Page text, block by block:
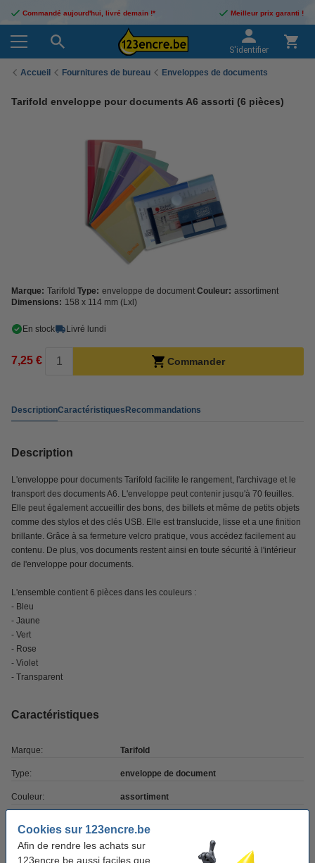
Cookies sur 123encre.be
Afin de rendre les achats sur
123encre.be aussi faciles que
Commandé aujourd'hui, livré demain !* Meilleur prix garanti !
S'identifier
Accueil Fournitures de bureau Enveloppes de documents
Tarifold enveloppe pour documents A6 assorti (6 pièces)
Marque: Tarifold Type: enveloppe de document Couleur: assortiment
Dimensions: 158 x 114 mm (Lxl)
En stock Livré lundi
7,25 € Commander
DescriptionCaractéristiquesRecommandations
Description
L'enveloppe pour documents Tarifold facilite le rangement, l'archivage et le
transport des documents A6. L'enveloppe peut contenir jusqu'à 70 feuilles.
Elle peut également accueillir des bons, des billets et même de petits objets
comme des stylos et des clés USB. Elle est translucide, lisse et a une finition
brillante. Grâce à sa fermeture velcro pratique, vous accédez facilement au
contenu. De plus, vos documents restent ainsi en toute sécurité à l'intérieur
de l'enveloppe pour documents.
L'ensemble contient 6 pièces dans les couleurs :
- Bleu
- Jaune
- Vert
- Rose
- Violet
- Transparent
Caractéristiques
Marque: Tarifold
Type: enveloppe de document
Couleur: assortiment
Matière: PP recyclé